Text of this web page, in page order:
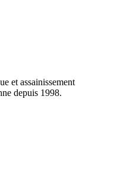
et assainissement
depuis 1998.